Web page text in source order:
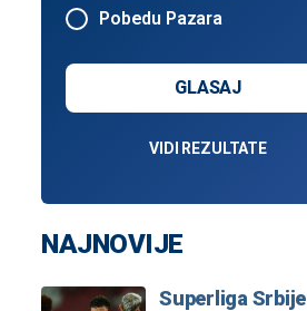
Pobedu Pazara
GLASAJ
VIDI REZULTATE
NAJNOVIJE
Superliga Srbije